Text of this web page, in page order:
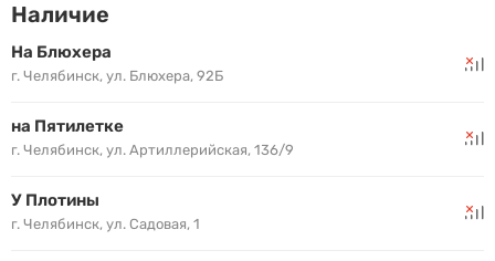
Наличие
На Блюхера
г. Челябинск, ул. Блюхера, 92Б
на Пятилетке
г. Челябинск, ул. Артиллерийская, 136/9
У Плотины
г. Челябинск, ул. Садовая, 1